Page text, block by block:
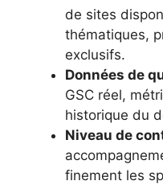
de sites
thématiques,
exclusifs.
Données de
GSC réel,
historique du
Niveau de
finement les